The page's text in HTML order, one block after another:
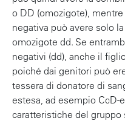
o DD (omozigote),
negativa può avere solo
omozigote dd. Se
negativi (dd), anche il
poiché dai genitori può
tessera di donatore di
estesa, ad esempio CcD-
caratteristiche del